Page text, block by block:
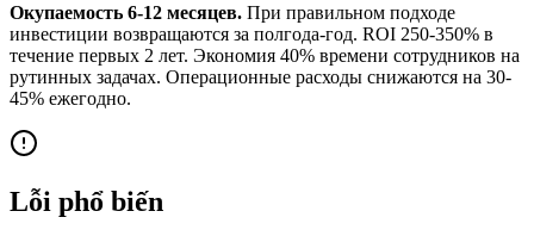
Окупаемость 6-12 месяцев. При правильном подходе
инвестиции возвращаются за полгода-год. ROI 250-350% в
течение первых 2 лет. Экономия 40% времени сотрудников на
рутинных задачах. Операционные расходы снижаются на 30-
45% ежегодно.
Lỗi phổ biến